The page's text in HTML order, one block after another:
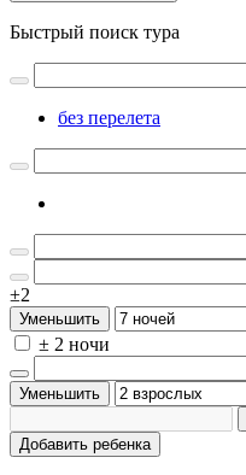
Быстрый поиск тура
без перелета
±2
Уменьшить
± 2 ночи
Уменьшить
Добавить ребенка